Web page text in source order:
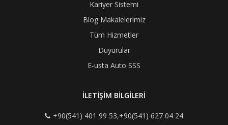
Kariyer Sistemi
Blog Makalelerimiz
Tüm Hizmetler
Duyurular
E-usta Auto SSS
İLETİŞİM BİLGİLERİ
+90(541) 401 99 53,+90(541) 627 04 24